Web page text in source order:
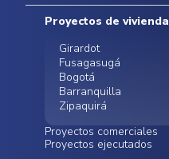
Postventas
Contratación Directa
Noticias
Proyectos de vivienda
Girardot
Fusagasugá
Bogotá
Barranquilla
Zipaquirá
Proyectos comerciales
Proyectos ejecutados